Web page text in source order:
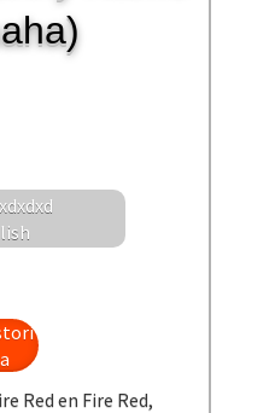
a
Red en Fire Red,